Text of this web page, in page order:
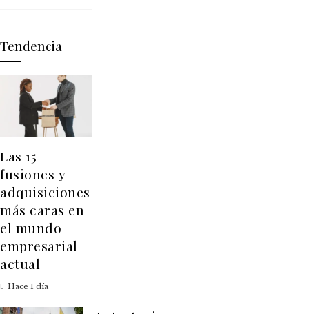
Tendencia
Las 15
fusiones y
adquisiciones
más caras en
el mundo
empresarial
actual
Hace 1 día